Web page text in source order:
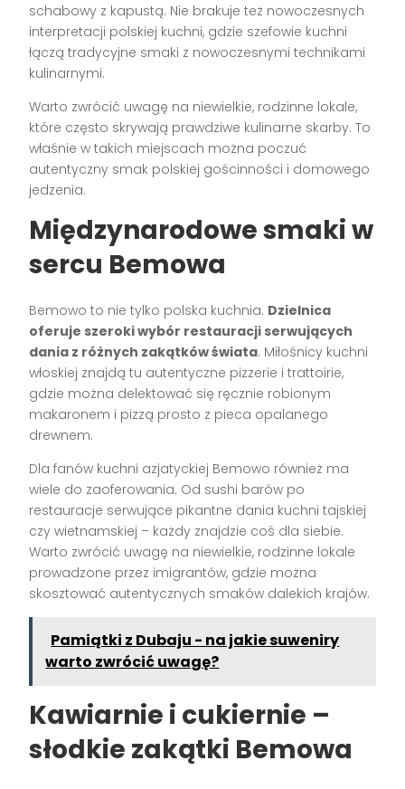
schabowy z kapustą. Nie brakuje też nowoczesnych
interpretacji polskiej kuchni, gdzie szefowie kuchni
łączą tradycyjne smaki z nowoczesnymi technikami
kulinarnymi.
Warto zwrócić uwagę na niewielkie, rodzinne lokale,
które często skrywają prawdziwe kulinarne skarby. To
właśnie w takich miejscach można poczuć
autentyczny smak polskiej gościnności i domowego
jedzenia.
Międzynarodowe smaki w
sercu Bemowa
Bemowo to nie tylko polska kuchnia. Dzielnica
oferuje szeroki wybór restauracji serwujących
dania z różnych zakątków świata. Miłośnicy kuchni
włoskiej znajdą tu autentyczne pizzerie i trattoirie,
gdzie można delektować się ręcznie robionym
makaronem i pizzą prosto z pieca opalanego
drewnem.
Dla fanów kuchni azjatyckiej Bemowo również ma
wiele do zaoferowania. Od sushi barów po
restauracje serwujące pikantne dania kuchni tajskiej
czy wietnamskiej – każdy znajdzie coś dla siebie.
Warto zwrócić uwagę na niewielkie, rodzinne lokale
prowadzone przez imigrantów, gdzie można
skosztować autentycznych smaków dalekich krajów.
Pamiątki z Dubaju - na jakie suweniry
warto zwrócić uwagę?
Kawiarnie i cukiernie –
słodkie zakątki Bemowa